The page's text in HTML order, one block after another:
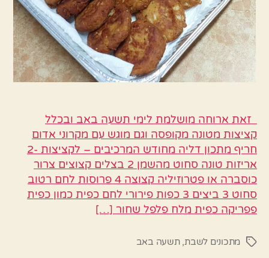
זאת ארוחה מושלמת לימי תשעה באב ובכלל
קציצות מטונה מקופסה וגם מוגש עם מקרוני אדום
חריף מתכון דליה מחודש המרכיבים – לקציצות -2
אריזות טונה סחוט מהשמן 2 בצלים קצוצים צרור
כוסברה או פטרוזיליה קצוצה 4 פרוסות לחם רטוב
סחוט 3 ביצים 3 כפות פירורי לחם כפית כמון כפית
פפריקה כפית מלח פלפל שחור […]
תגיותמתכונים לשבת,תשעה באב